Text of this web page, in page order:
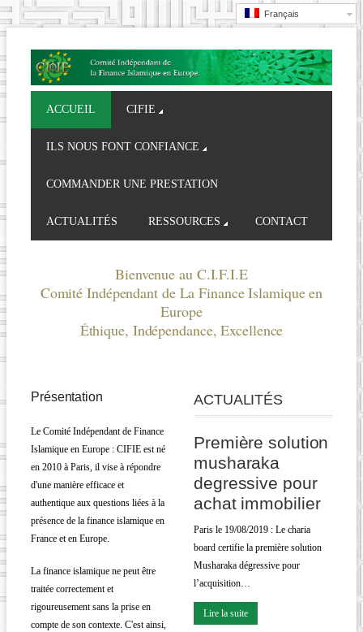
Français
ACCUEIL CIFIE
ILS NOUS FONT CONFIANCE
COMMANDER UNE PRESTATION
ACTUALITÉS RESSOURCES CONTACT
Bienvenue au C.I.F.I.E
Comité Indépendant de La Finance Islamique en
Europe
Éthique, Indépendance, Excellence
Présentation
Le Comité Indépendant de Finance
Islamique en Europe : CIFIE est né
en 2010 à Paris, il vise à répondre
d'une manière efficace et
authentique aux questions liées à la
présence de la finance islamique en
France et en Europe.
La finance islamique ne peut être
traitée correctement et
rigoureusement sans la prise en
compte de son contexte. C'est ainsi,
ACTUALITÉS
Première solution
musharaka
degressive pour
achat immobilier
Paris le 19/08/2019 : Le charia
board certifie la première solution
Musharaka dégressive pour
l’acquisition…
Lire la suite